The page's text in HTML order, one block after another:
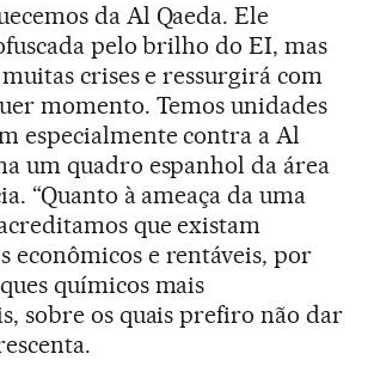
da Al Qaeda. Ele
pelo brilho do EI, mas
crises e ressurgirá com
momento. Temos unidades
especialmente contra a Al
um quadro espanhol da área
“Quanto à ameaça da uma
que existam
econômicos e rentáveis, por
químicos mais
sobre os quais prefiro não dar